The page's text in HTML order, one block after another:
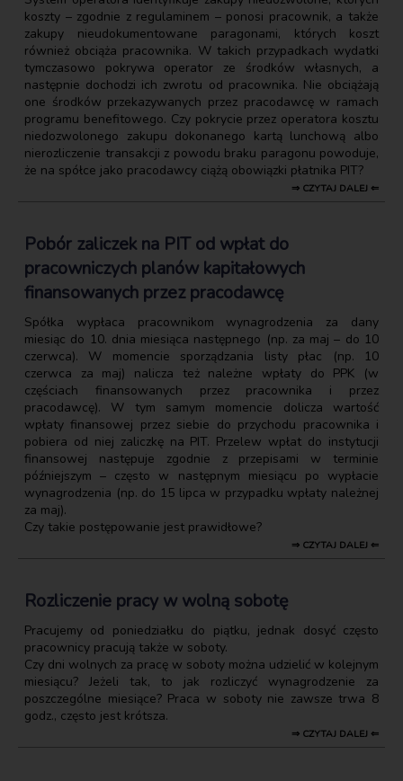
koszty – zgodnie z regulaminem – ponosi pracownik, a także
zakupy nieudokumentowane paragonami, których koszt
również obciąża pracownika. W takich przypadkach wydatki
tymczasowo pokrywa operator ze środków własnych, a
następnie dochodzi ich zwrotu od pracownika. Nie obciążają
one środków przekazywanych przez pracodawcę w ramach
programu benefitowego. Czy pokrycie przez operatora kosztu
niedozwolonego zakupu dokonanego kartą lunchową albo
nierozliczenie transakcji z powodu braku paragonu powoduje,
że na spółce jako pracodawcy ciążą obowiązki płatnika PIT?
⇒ CZYTAJ DALEJ ⇐
Pobór zaliczek na PIT od wpłat do
pracowniczych planów kapitałowych
finansowanych przez pracodawcę
Spółka wypłaca pracownikom wynagrodzenia za dany
miesiąc do 10. dnia miesiąca następnego (np. za maj – do 10
czerwca). W momencie sporządzania listy płac (np. 10
czerwca za maj) nalicza też należne wpłaty do PPK (w
częściach finansowanych przez pracownika i przez
pracodawcę). W tym samym momencie dolicza wartość
wpłaty finansowej przez siebie do przychodu pracownika i
pobiera od niej zaliczkę na PIT. Przelew wpłat do instytucji
finansowej następuje zgodnie z przepisami w terminie
późniejszym – często w następnym miesiącu po wypłacie
wynagrodzenia (np. do 15 lipca w przypadku wpłaty należnej
za maj).
Czy takie postępowanie jest prawidłowe?
⇒ CZYTAJ DALEJ ⇐
Rozliczenie pracy w wolną sobotę
Pracujemy od poniedziałku do piątku, jednak dosyć często
pracownicy pracują także w soboty.
Czy dni wolnych za pracę w soboty można udzielić w kolejnym
miesiącu? Jeżeli tak, to jak rozliczyć wynagrodzenie za
poszczególne miesiące? Praca w soboty nie zawsze trwa 8
godz., często jest krótsza.
⇒ CZYTAJ DALEJ ⇐